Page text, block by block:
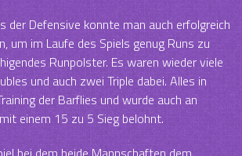
der Defensive konnte man auch erfolgreich
um im Laufe des Spiels genug Runs zu
Runpolster. Es waren wieder viele
und auch zwei Triple dabei. Alles in
der Barflies und wurde auch an
einem 15 zu 5 Sieg belohnt.